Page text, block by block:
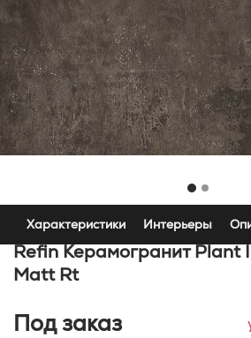
Характеристики Интерьеры
Refin Керамогранит Plant
Matt Rt
Под заказ